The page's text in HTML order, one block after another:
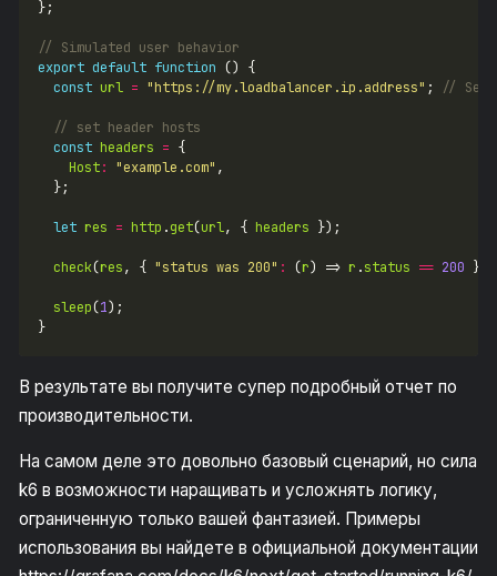
export default function
() {
const url = "https://my.loadbalancer.ip.address" ;
const headers =
{
Host: "example.com"
let res = http .get(url, { headers
check(res, { "status was 200" : (r) => r .status == 200
sleep(1
}
В результате вы получите супер подробный отчет по
производительности.
На самом деле это довольно базовый сценарий, но сила
k6 в возможности наращивать и усложнять логику,
ограниченную только вашей фантазией. Примеры
использования вы найдете в официальной документации